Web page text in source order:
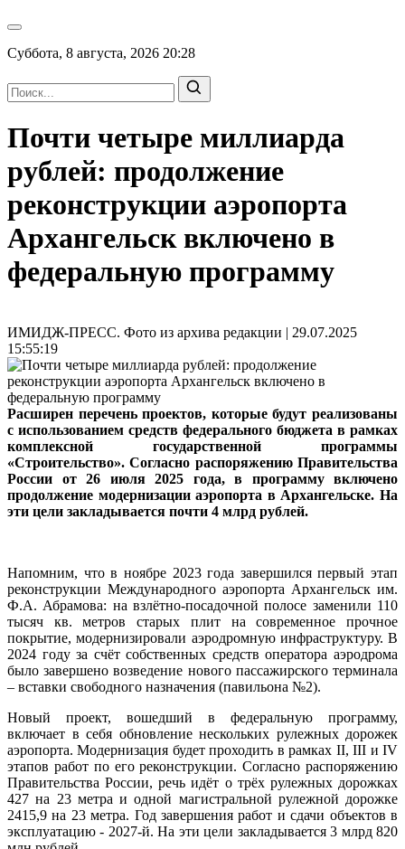
Суббота, 8 августа, 2026 20:28
Почти четыре миллиарда
рублей: продолжение
реконструкции аэропорта
Архангельск включено в
федеральную программу
ИМИДЖ-ПРЕСС. Фото из архива редакции | 29.07.2025
15:55:19
Расширен перечень проектов, которые будут реализованы
с использованием средств федерального бюджета в рамках
комплексной государственной программы
«Строительство». Согласно распоряжению Правительства
России от 26 июля 2025 года, в программу включено
продолжение модернизации аэропорта в Архангельске. На
эти цели закладывается почти 4 млрд рублей.
Напомним, что в ноябре 2023 года завершился первый этап
реконструкции Международного аэропорта Архангельск им.
Ф.А. Абрамова: на взлётно-посадочной полосе заменили 110
тысяч кв. метров старых плит на современное прочное
покрытие, модернизировали аэродромную инфраструктуру. В
2024 году за счёт собственных средств оператора аэродрома
было завершено возведение нового пассажирского терминала
– вставки свободного назначения (павильона №2).
Новый проект, вошедший в федеральную программу,
включает в себя обновление нескольких рулежных дорожек
аэропорта. Модернизация будет проходить в рамках II, III и IV
этапов работ по его реконструкции. Согласно распоряжению
Правительства России, речь идёт о трёх рулежных дорожках
427 на 23 метра и одной магистральной рулежной дорожке
2415,9 на 23 метра. Год завершения работ и сдачи объектов в
эксплуатацию - 2027-й. На эти цели закладывается 3 млрд 820